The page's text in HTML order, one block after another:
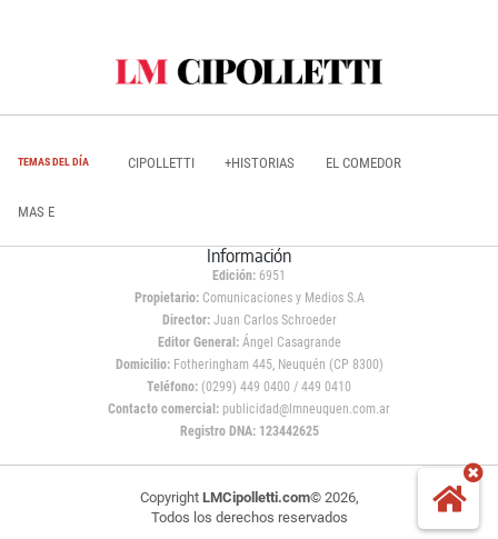
TEMAS DEL DÍA CIPOLLETTI +HISTORIAS EL COMEDOR
MAS E
Información
Edición: 6951
Propietario:Comunicaciones y Medios S.A
Director: Juan Carlos Schroeder
Editor General:Ángel Casagrande
Domicilio:Fotheringham 445, Neuquén (CP 8300)
Teléfono: (0299) 449 0400 / 449 0410
Contacto comercial: publicidad@lmneuquen.com.ar
Registro DNA: 123442625
Copyright LMCipolletti.com© 2026,
Todos los derechos reservados